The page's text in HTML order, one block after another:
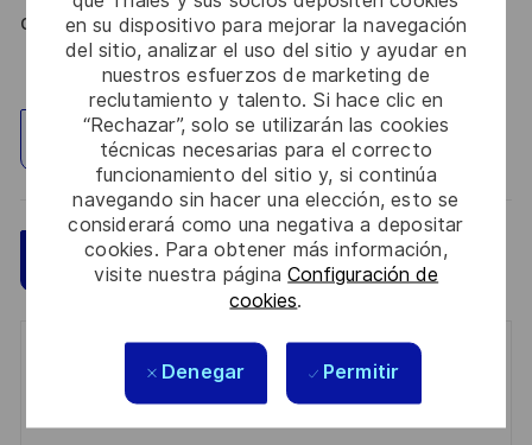
en su dispositivo para mejorar la navegación
del sitio, analizar el uso del sitio y ayudar en
nuestros esfuerzos de marketing de
reclutamiento y talento. Si hace clic en
“Rechazar”, solo se utilizarán las cookies
técnicas necesarias para el correcto
funcionamiento del sitio y, si continúa
navegando sin hacer una elección, esto se
considerará como una negativa a depositar
cookies. Para obtener más información,
visite nuestra páginaConfiguración de
cookies.
Denegar Permitir
du 09 août 2021.
Explorar ubicación
Aplicar ahora Guardar
Get notified for similar jobs